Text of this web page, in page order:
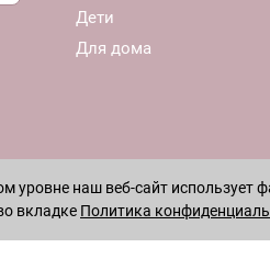
Дети
Для дома
уровне наш веб-сайт
вкладке Политика